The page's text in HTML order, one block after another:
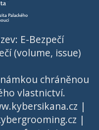
E-Bezpečí
(volume, issue)
chráněnou
vlastnictví.
|
|